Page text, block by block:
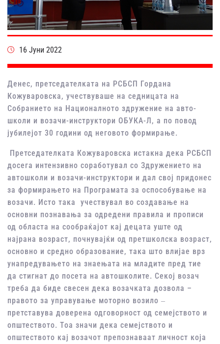
16 Јуни 2022
Денес, претседателката на РСБСП Гордана
Кожуваровска, учествуваше на седницата на
Собранието на Националното здружение на авто-
школи и возачи-инструктори ОБУКА-Л, а по повод
јубилејот 30 години од неговото формирање.
Претседателката Кожуваровска истакна дека РСБСП
досега интензивно соработувал со Здружението на
автошколи и возачи-инструктори и дал свој придонес
за формирањето на Програмата за оспособување на
возачи. Исто така учествувал во создавање на
основни познавања за одредени правила и прописи
од областа на сообраќајот кај децата уште од
најрана возраст, почнувајќи од претшколска возраст,
основно и средно образование, така што влијае врз
унапредувањето на знаењата на младите пред тие
да стигнат до посета на автошколите. Секој возач
треба да биде свесен дека возачката дозвола –
правото за управување моторно возило ‒
претставува доверена одговорност од семејството и
општеството. Тоа значи дека семејството и
општеството кај возачот препознаваат личност која